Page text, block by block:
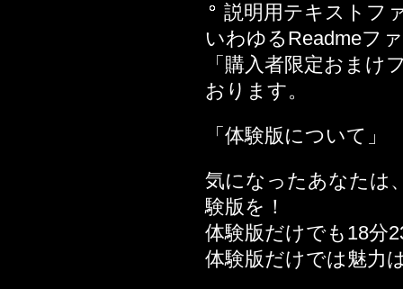
2013年10月04日発
2013年09月27日発
2013年08月30日発
2013年08月23日発
2013年07月26日発
編
2013年07月19日発
2013年06月28日発
い」編
2013年06月21日発
2013年06月14日発
説明用テキストフ
いわゆるReadmeフ
「購入者限定おま
おります。
「体験版について」
気になったあなたは
験版を！
体験版だけでも18分
体験版だけでは魅力